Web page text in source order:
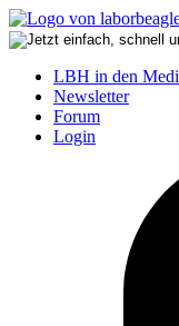
LBH in den
Newsletter
Forum
Login